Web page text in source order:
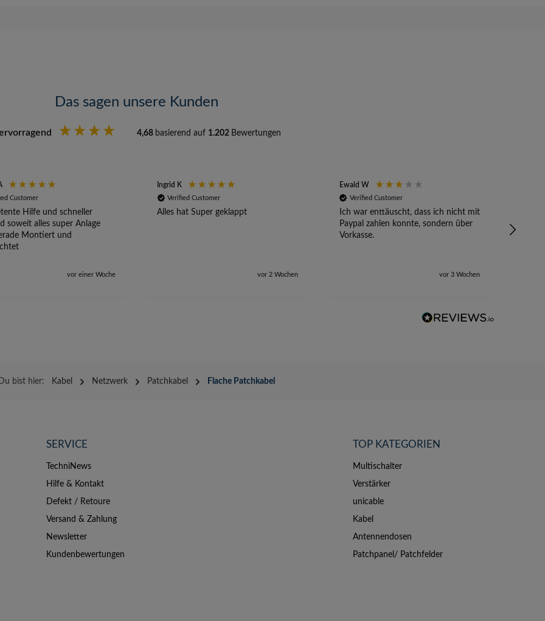
Das sagen unsere Kunden
4,68 basierend auf 1.202 Bewertungen
Customer
Hilfe und schneller
soweit alles super Anlage
Montiert und
vor einer Woche
Ingrid K
Verified Customer
Alles hat Super geklappt
vor 2 Wochen
Ewald W
Verified Customer
Ich war enttäuscht, dass ich nicht mit
Paypal zahlen konnte, sondern über
Vorkasse.
vor 3 Wochen
Du bist hier: Kabel Netzwerk Patchkabel Flache Patchkabel
SERVICE
TechniNews
Hilfe & Kontakt
Defekt / Retoure
Versand & Zahlung
Newsletter
Kundenbewertungen
TOP KATEGORIEN
Multischalter
Verstärker
unicable
Kabel
Antennendosen
Patchpanel/ Patchfelder